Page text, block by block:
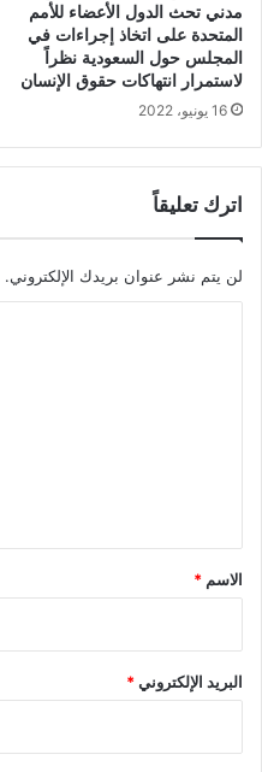
مدني تحث الدول الأعضاء للأمم
المتحدة على اتخاذ إجراءات في
المجلس حول السعودية نظراً
لاستمرار انتهاكات حقوق الإنسان
16 يونيو، 2022
اترك تعليقاً
لن يتم نشر عنوان بريدك الإلكتروني.
*
الاسم *
البريد الإلكتروني*